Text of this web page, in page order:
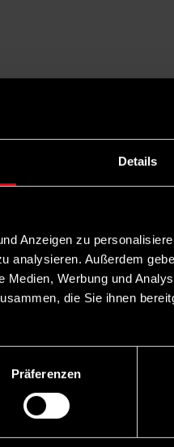
Details
Anzeigen zu
analysieren. Außerdem
Medien, Werbung und
die Sie ihnen
Präferenzen